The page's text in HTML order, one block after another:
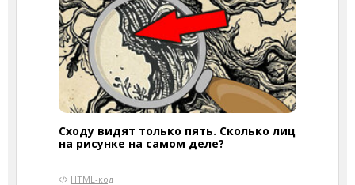
Сходу видят только пять. Сколько лиц
на рисунке на самом деле?
HTML-код